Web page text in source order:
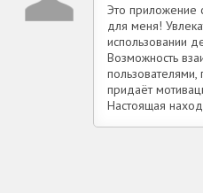
Это приложение
для меня!
использовании
Возможность
пользователями,
придаёт
Настоящая